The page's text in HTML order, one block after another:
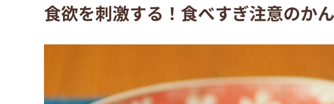
食欲を刺激する！食べすぎ注意のか